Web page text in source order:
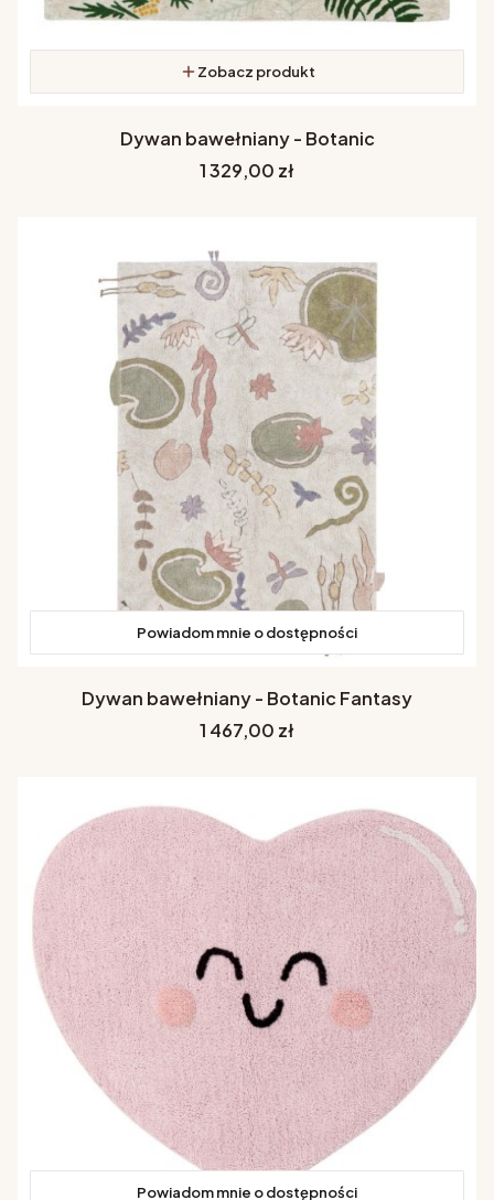
Zobacz produkt
Dywan bawełniany - Botanic
Cena
1 329,00 zł
Powiadom mnie o dostępności
Dywan bawełniany - Botanic Fantasy
Cena
1 467,00 zł
Powiadom mnie o dostępności